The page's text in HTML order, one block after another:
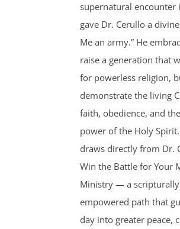
supernatural encounter
gave Dr. Cerullo a
Me an army.” He
raise a generation that
for powerless religion,
demonstrate the living
faith, obedience, and
power of the Holy
draws directly from Dr.
Win the Battle for Your
Ministry — a
empowered path that
day into greater peace,